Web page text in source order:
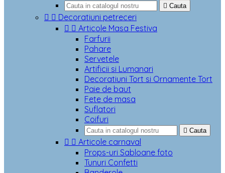
 Cauta
  Decoratiuni petreceri
  Articole Masa Festiva
Farfurii
Pahare
Servetele
Artificii si Lumanari
Decoratiuni Tort si Ornamente Tort
Paie de baut
Fete de masa
Suflatori
Coifuri
 Cauta
  Articole carnaval
Props-uri Sabloane foto
Tunuri Confetti